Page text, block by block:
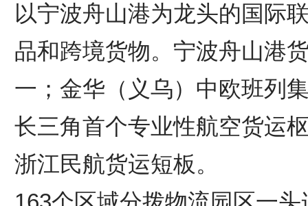
以宁波舟山港为龙头的国际
品和跨境货物。宁波舟山港
一；金华（义乌）中欧班列
长三角首个专业性航空货运
浙江民航货运短板。